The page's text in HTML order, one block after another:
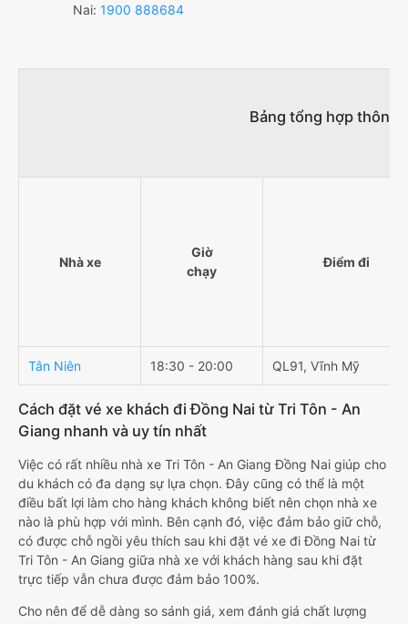
Nai: 1900 888684
Bảng tổng hợp thông
Nhà xe
Giờ
chạy
Điểm đi
Tân Niên 18:30 - 20:00 QL91, Vĩnh Mỹ
Cách đặt vé xe khách đi Đồng Nai từ Tri Tôn - An
Giang nhanh và uy tín nhất
Việc có rất nhiều nhà xe Tri Tôn - An Giang Đồng Nai giúp cho
du khách có đa dạng sự lựa chọn. Đây cũng có thể là một
điều bất lợi làm cho hàng khách không biết nên chọn nhà xe
nào là phù hợp với mình. Bên cạnh đó, việc đảm bảo giữ chỗ,
có được chỗ ngồi yêu thích sau khi đặt vé xe đi Đồng Nai từ
Tri Tôn - An Giang giữa nhà xe với khách hàng sau khi đặt
trực tiếp vẫn chưa được đảm bảo 100%.
Cho nên để dễ dàng so sánh giá, xem đánh giá chất lượng